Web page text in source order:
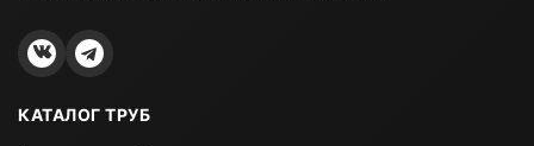
КАТАЛОГ ТРУБ